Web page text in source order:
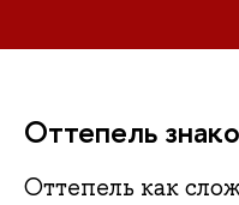
Оттепель
Оттепель как